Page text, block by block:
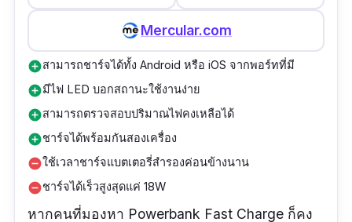
Mercular.com
add_circleสามารถชาร์จได้ทั้ง Android หรือ iOS จากพอร์ทที่มี
add_circleมีไฟ LED บอกสถานะใช้งานง่าย
add_circleสามารถตรวจสอบปริมาณไฟคงเหลือได้
add_circleชาร์จได้พร้อมกันสองเครื่อง
remove_circleใช้เวลาชาร์จแบตเตอรี่สำรองค่อนข้างนาน
remove_circleชาร์จได้เร็วสูงสุดแค่ 18W
หากคนที่มองหา Powerbank Fast Charge ก็คง